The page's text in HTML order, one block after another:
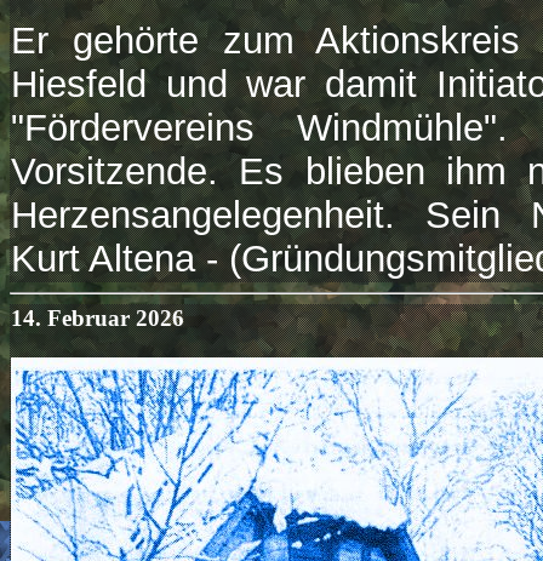
Er gehörte zum Aktionskreis
Hiesfeld und war damit
"Fördervereins
Vorsitzende. Es blieben ihm
Herzensangelegenheit. Sein
Kurt Altena -
14. Februar 2026